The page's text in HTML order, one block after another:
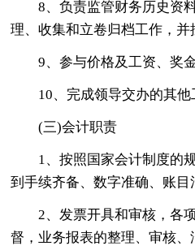
8、负责监管财务历史资
理、收集和立卷归档工作，并
9、参与价格及工资、奖
10、完成领导交办的其他
(三)会计职责
1、按照国家会计制度的
到手续齐备、数字准确、账目
2、发票开具和审核，各
督，业务报表的整理、审核